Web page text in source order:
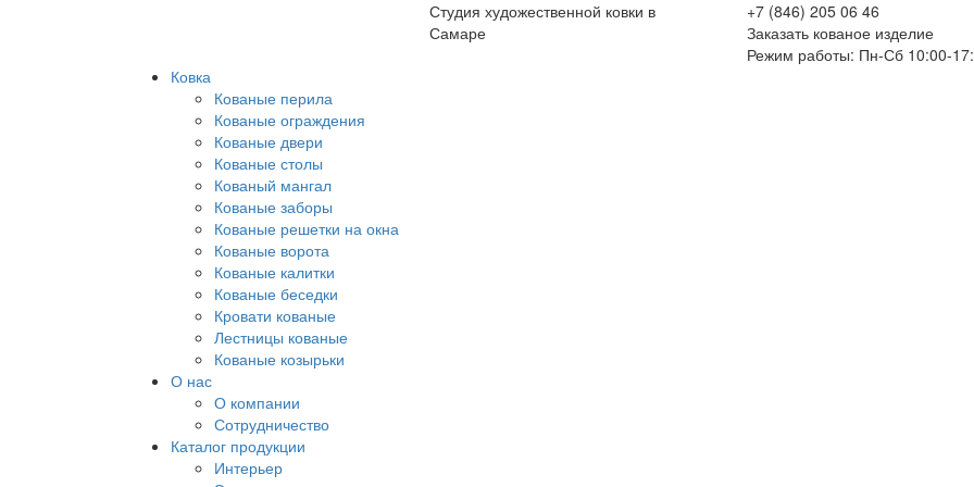
Студия художественной ковки в
Самаре
+7 (846) 205 06 46
Заказать кованое изделие
Режим работы: Пн-Сб 10:00-
Ковка
Кованые перила
Кованые ограждения
Кованые двери
Кованые столы
Кованый мангал
Кованые заборы
Кованые решетки на окна
Кованые ворота
Кованые калитки
Кованые беседки
Кровати кованые
Лестницы кованые
Кованые козырьки
О нас
О компании
Сотрудничество
Каталог продукции
Интерьер